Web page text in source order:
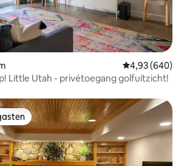
Gemiddelde
4,93 (640)
Little Utah - privétoegang golfuitzicht!